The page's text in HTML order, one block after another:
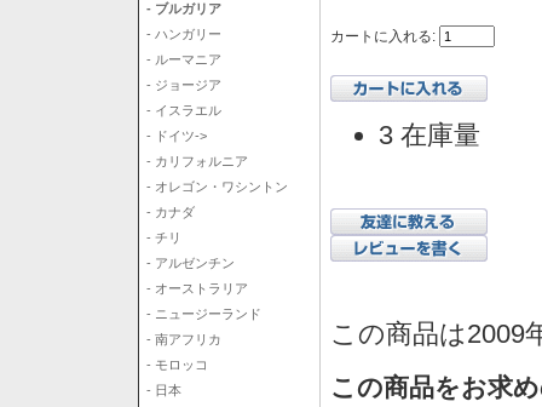
- ブルガリア
- ハンガリー
- ルーマニア
- ジョージア
- イスラエル
- ドイツ->
- カリフォルニア
- オレゴン・ワシントン
- カナダ
- チリ
- アルゼンチン
- オーストラリア
- ニュージーランド
- 南アフリカ
- モロッコ
- 日本
カートに入れる:
3 在庫量
この商品は2009
この商品をお求